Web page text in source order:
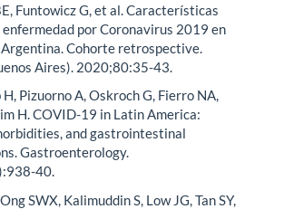
Funtowicz G, et al. Características
enfermedad por Coronavirus 2019 en
Argentina. Cohorte retrospective.
Aires). 2020;80:35-43.
Pizuorno A, Oskroch G, Fierro NA,
H. COVID-19 in Latin America:
and gastrointestinal
Gastroenterology.
40.
SWX, Kalimuddin S, Low JG, Tan SY,